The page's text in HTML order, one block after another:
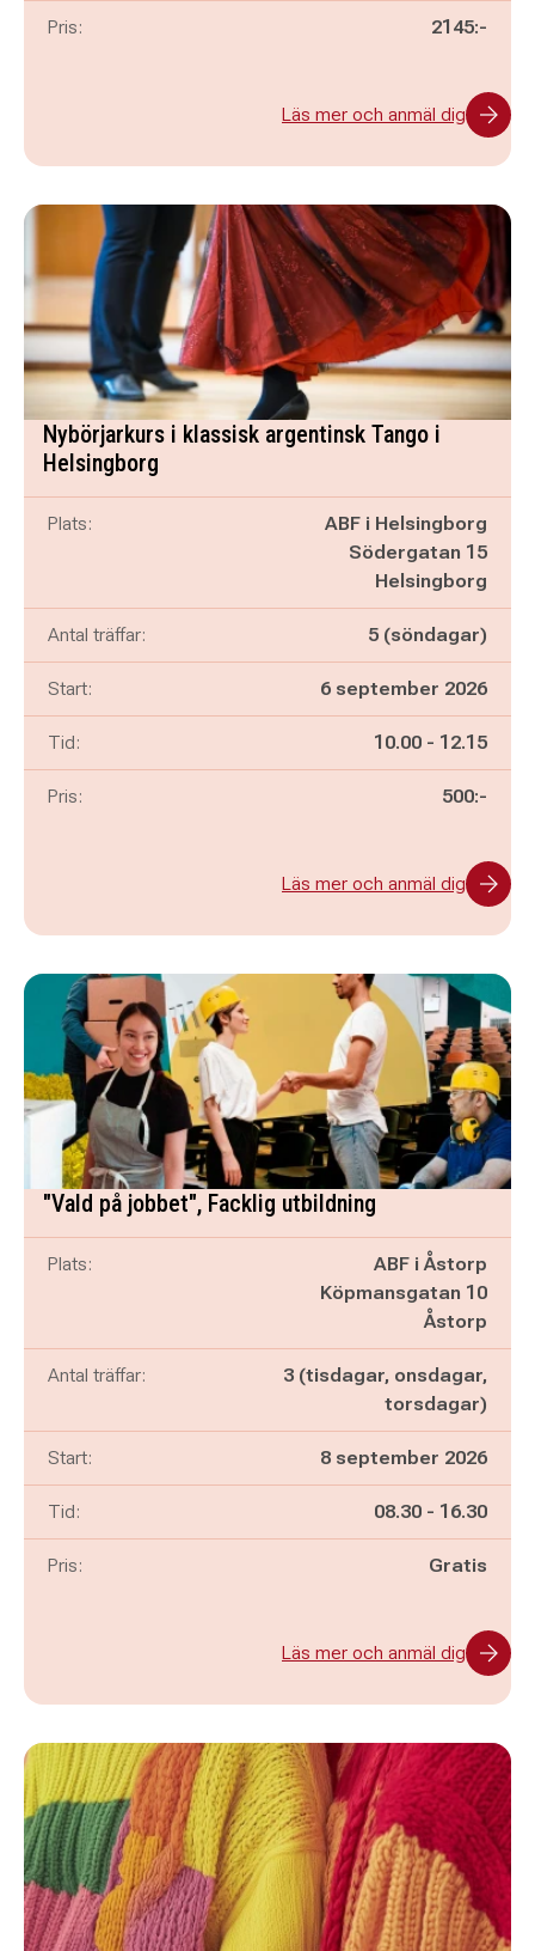
Pris: 2145:-
Läs mer och anmäl dig
Nybörjarkurs i klassisk argentinsk Tango i
Helsingborg
Plats:
ABF i Helsingborg
Södergatan 15
Helsingborg
Antal träffar: 5 (söndagar)
Start: 6 september 2026
Tid: Pågår mellan
10.00 - och
12.15
Pris: 500:-
Läs mer och anmäl dig
"Vald på jobbet", Facklig utbildning
Plats:
ABF i Åstorp
Köpmansgatan 10
Åstorp
Antal träffar:
3 (tisdagar, onsdagar,
torsdagar)
Start: 8 september 2026
Tid: Pågår mellan
08.30 - och
16.30
Pris: Gratis
Läs mer och anmäl dig